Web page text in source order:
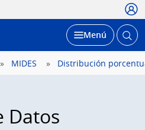
Desplegar
Menú Abrir
MIDES Distribución
Datos